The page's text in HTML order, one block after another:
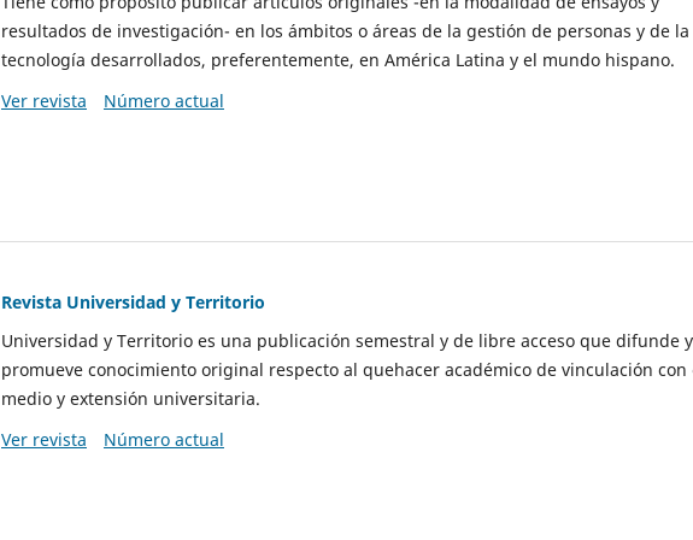
resultados de investigación- en los ámbitos o áreas de la gestión de personas y de la
tecnología desarrollados, preferentemente, en América Latina y el mundo hispano.
Ver revista
Número actual
Revista Universidad y Territorio
Universidad y Territorio es una publicación semestral y de libre acceso que difunde y
promueve conocimiento original respecto al quehacer académico de vinculación con
medio y extensión universitaria.
Ver revista
Número actual